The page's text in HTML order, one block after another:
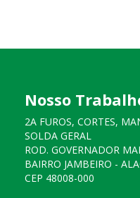
Nosso
2A FUROS, CORTES,
SOLDA GERAL
ROD. GOVERNADOR
BAIRRO JAMBEIRO -
CEP 48008-000